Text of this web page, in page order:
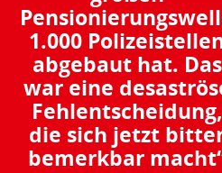
1.000
abgebaut hat. Das
war eine
Fehlentscheidung,
die sich jetzt
bemerkbar